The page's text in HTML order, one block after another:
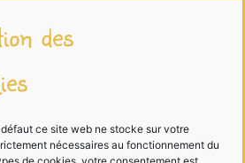
des
ce site web ne stocke sur votre
nécessaires au fonctionnement du